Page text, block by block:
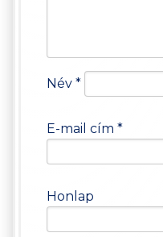
Név *
E-mail cím *
Honlap